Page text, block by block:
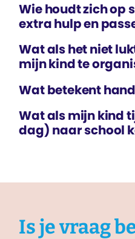
Wie houdt zich op
extra hulp en
Wat als het niet
mijn kind te
Wat betekent
Wat als mijn kind
dag) naar school
Is je vraag